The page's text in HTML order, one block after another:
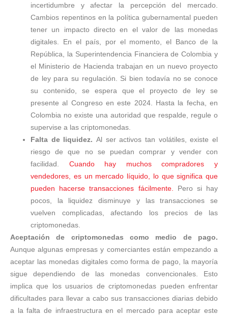
incertidumbre y afectar la percepción del mercado.
Cambios repentinos en la política gubernamental pueden
tener un impacto directo en el valor de las monedas
digitales. En el país, por el momento, el Banco de la
República, la Superintendencia Financiera de Colombia y
el Ministerio de Hacienda trabajan en un nuevo proyecto
de ley para su regulación. Si bien todavía no se conoce
su contenido, se espera que el proyecto de ley se
presente al Congreso en este 2024. Hasta la fecha, en
Colombia no existe una autoridad que respalde, regule o
supervise a las criptomonedas.
Falta de liquidez. Al ser activos tan volátiles, existe el
riesgo de que no se puedan comprar y vender con
facilidad. Cuando hay muchos compradores y
vendedores, es un mercado líquido, lo que significa que
pueden hacerse transacciones fácilmente. Pero si hay
pocos, la liquidez disminuye y las transacciones se
vuelven complicadas, afectando los precios de las
criptomonedas.
Aceptación de criptomonedas como medio de pago.
Aunque algunas empresas y comerciantes están empezando a
aceptar las monedas digitales como forma de pago, la mayoría
sigue dependiendo de las monedas convencionales. Esto
implica que los usuarios de criptomonedas pueden enfrentar
dificultades para llevar a cabo sus transacciones diarias debido
a la falta de infraestructura en el mercado para aceptar este